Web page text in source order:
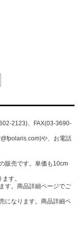
2123)、FAX(03-3690-
や、お電話
販売です。単価も10cm
す。
す。商品詳細ページでご
になります。商品詳細ペ